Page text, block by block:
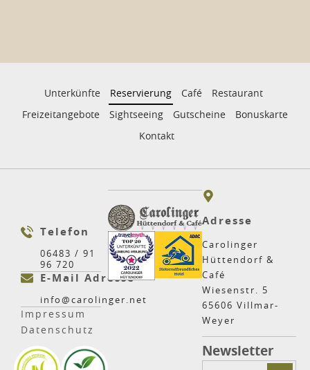
Unterkünfte Reservierung Café Restaurant
Freizeitangebote Sightseeing Gutscheine Bonuskarte
Kontakt
Telefon
06483 / 91
96 720
E-Mail Adresse
info@carolinger.net
Impressum
Datenschutz
Adresse
Carolinger
Hüttendorf &
Café
Wiesenstr. 5
65606 Villmar-
Weyer
Newsletter